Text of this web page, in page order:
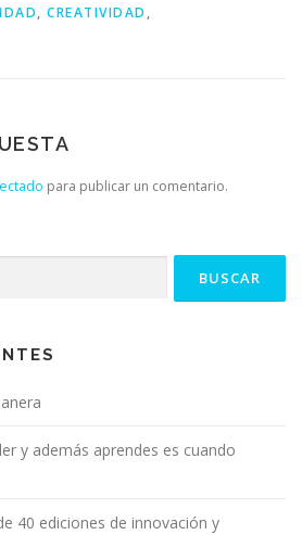
, CREATIVIDAD ,
para publicar un comentario.
y además aprendes es cuando
40 ediciones de innovación y